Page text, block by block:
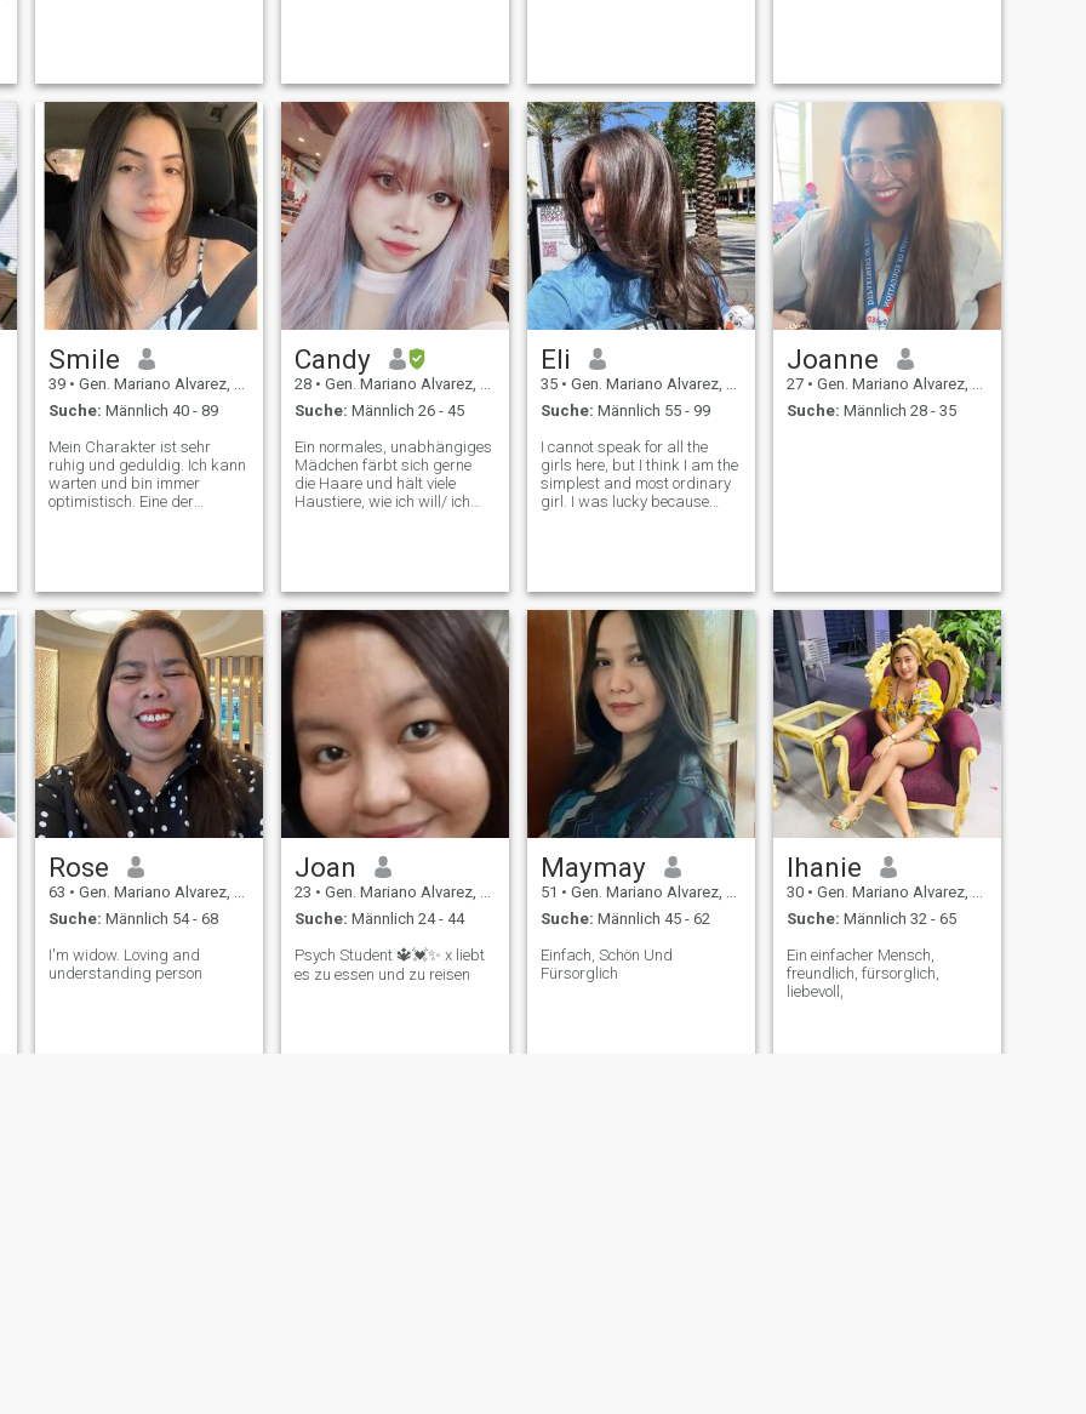
Smile
39 • Gen. Mariano Alvarez, Cavite, Philippinen
Suche: Männlich 40 - 89
Mein Charakter ist sehr
ruhig und geduldig. Ich kann
warten und bin immer
optimistisch. Eine der
immer, Menschen zu
vertrauen, aber trotzdem die
Situation zu kontrollieren.
Candy
28 • Gen. Mariano Alvarez, Cavite, Philippinen
Suche: Männlich 26 - 45
Ein normales, unabhängiges
Mädchen färbt sich gerne
die Haare und hält viele
Haustiere, wie ich will/ ich
sein, wenn Sie also nach
jemandem suchen, der Sie
unterhalten wird, dann bin
ich nicht ich
Eli
35 • Gen. Mariano Alvarez, Cavite, Philippinen
Suche: Männlich 55 - 99
I cannot speak for all the
girls here, but I think I am the
simplest and most ordinary
girl. I was lucky because
always tell the truth, no ma
Joanne
27 • Gen. Mariano Alvarez, Cavite, Philippinen
Suche: Männlich 28 - 35
Rose
63 • Gen. Mariano Alvarez, Cavite, Philippinen
Suche: Männlich 54 - 68
I'm widow. Loving and
understanding person
Joan
23 • Gen. Mariano Alvarez, Cavite, Philippinen
Suche: Männlich 24 - 44
Psych Student 🔱💓✨ x liebt
es zu essen und zu reisen
Maymay
51 • Gen. Mariano Alvarez, Cavite, Philippinen
Suche: Männlich 45 - 62
Einfach, Schön Und
Fürsorglich
lhanie
30 • Gen. Mariano Alvarez, Cavite, Philippinen
Suche: Männlich 32 - 65
Ein einfacher Mensch,
freundlich, fürsorglich,
liebevoll,